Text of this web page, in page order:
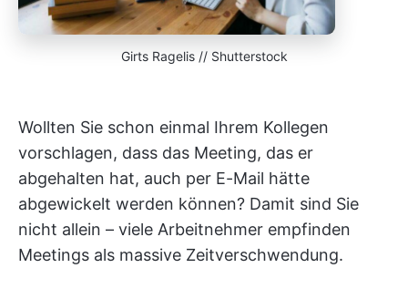
Girts Ragelis // Shutterstock
Wollten Sie schon einmal Ihrem Kollegen
vorschlagen, dass das Meeting, das er
abgehalten hat, auch per E-Mail hätte
abgewickelt werden können? Damit sind Sie
nicht allein – viele Arbeitnehmer empfinden
Meetings als massive Zeitverschwendung.